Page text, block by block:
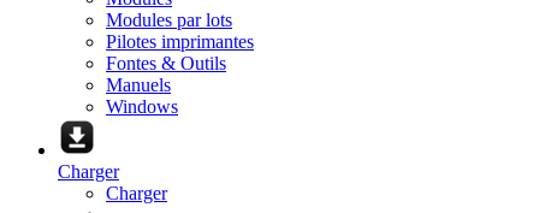
Modules par lots
Pilotes imprimantes
Fontes & Outils
Manuels
Windows
Charger
Charger